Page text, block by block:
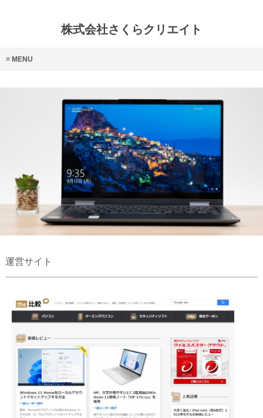
株式会社さくらクリエイト
MENU
運営サイト